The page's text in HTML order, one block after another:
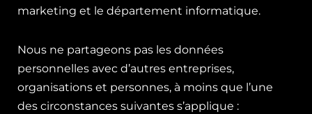
marketing et le département informatique.
Nous ne partageons pas les données
personnelles avec d’autres entreprises,
organisations et personnes, à moins que l’une
des circonstances suivantes s’applique :